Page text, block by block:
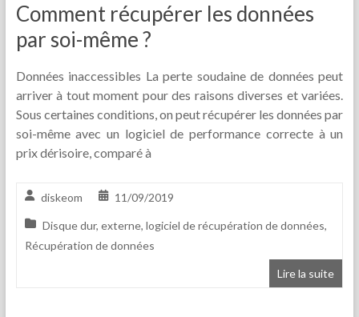
Comment récupérer les données
par soi-même ?
Données inaccessibles La perte soudaine de données peut
arriver à tout moment pour des raisons diverses et variées.
Sous certaines conditions, on peut récupérer les données par
soi-même avec un logiciel de performance correcte à un
prix dérisoire, comparé à
diskeom 11/09/2019
Disque dur, externe, logiciel de récupération de données,
Récupération de données
Lire la suite